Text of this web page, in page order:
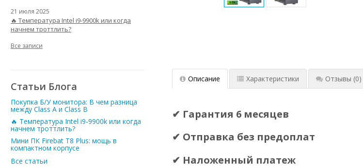
Описание Характеристики Отзывы (0)
✔ Гарантия 6 месяцев
✔ Отправка без предоплат
✔ Наложенный платеж
21 июля 2025
🔥 Температура Intel i9-9900k или когда
начнем троттлить?
Все записи
Статьи Блога
Покупка Б/У монитора: В чем разница
между Class A и Class B
🔥 Температура Intel i9-9900k или когда
начнем троттлить?
Мини ПК Firebat T8 Plus: мощь в
компактном корпусе
Все статьи